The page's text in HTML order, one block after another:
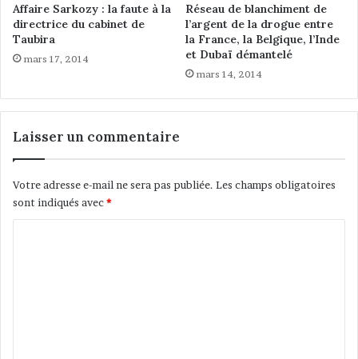
s
t
p
e
l
l
a
r
s
e
t
Affaire Sarkozy : la faute à la
directrice du cabinet de
Taubira
mars 17, 2014
Réseau de blanchiment de
l’argent de la drogue entre
la France, la Belgique, l’Inde
et Dubaï démantelé
mars 14, 2014
Laisser un commentaire
Votre adresse e-mail ne sera pas publiée. Les champs obligatoires
sont indiqués avec*